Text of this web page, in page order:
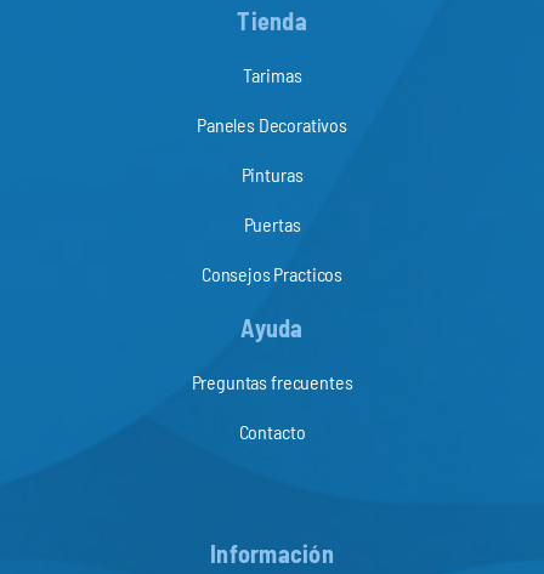
Tienda
Tarimas
Paneles Decorativos
Pinturas
Puertas
Consejos Practicos
Ayuda
Preguntas frecuentes
Contacto
Información